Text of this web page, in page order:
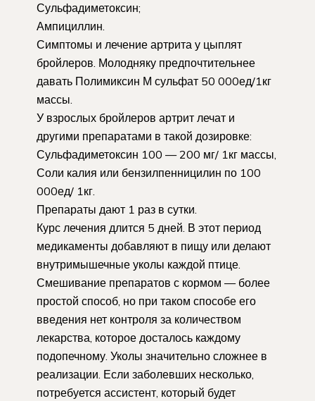
Сульфадиметоксин;
Ампициллин.
Симптомы и лечение артрита у цыплят
бройлеров. Молодняку предпочтительнее
давать Полимиксин М сульфат 50 000ед/1кг
массы.
У взрослых бройлеров артрит лечат и
другими препаратами в такой дозировке:
Сульфадиметоксин 100 — 200 мг/ 1кг массы,
Соли калия или бензилпенницилин по 100
000ед/ 1кг.
Препараты дают 1 раз в сутки.
Курс лечения длится 5 дней. В этот период
медикаменты добавляют в пищу или делают
внутримышечные уколы каждой птице.
Смешивание препаратов с кормом — более
простой способ, но при таком способе его
введения нет контроля за количеством
лекарства, которое досталось каждому
подопечному. Уколы значительно сложнее в
реализации. Если заболевших несколько,
потребуется ассистент, который будет